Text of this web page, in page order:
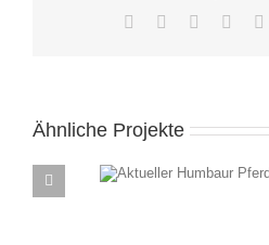
Facebook Reddit
Ähnliche Projekte